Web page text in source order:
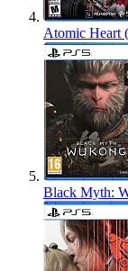
Atomic Heart
Black Myth: